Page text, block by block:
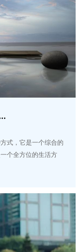
式，它是一个综合的
个全方位的生活方